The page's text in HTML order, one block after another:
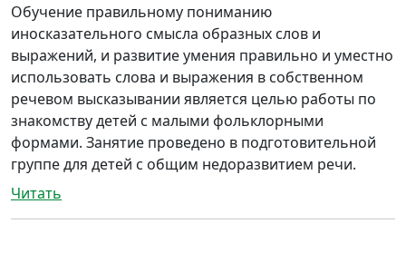
Обучение правильному пониманию
иносказательного смысла образных слов и
выражений, и развитие умения правильно и уместно
использовать слова и выражения в собственном
речевом высказывании является целью работы по
знакомству детей с малыми фольклорными
формами. Занятие проведено в подготовительной
группе для детей с общим недоразвитием речи.
Читать